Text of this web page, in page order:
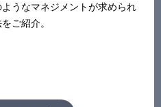
うなマネジメントが求められ
ご紹介。